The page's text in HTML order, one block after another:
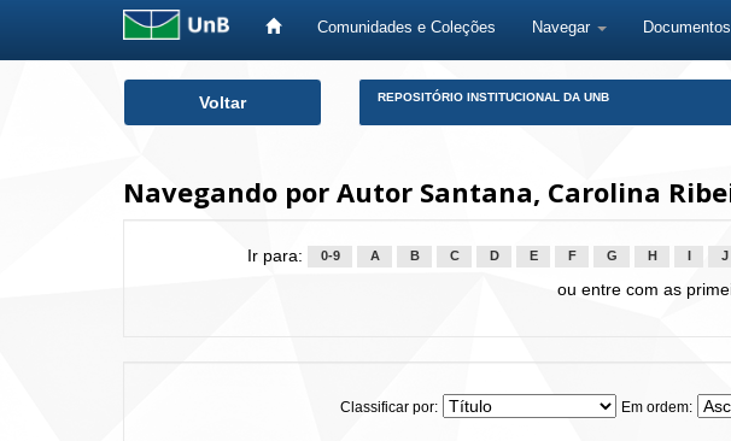
Comunidades e Coleções Navegar Documentos
Voltar REPOSITÓRIO INSTITUCIONAL DA UNB
Navegando por Autor Santana, Carolina
Ir para: 0-9 A B C D E F G H J
ou entre com as
Classificar por: Em ordem: